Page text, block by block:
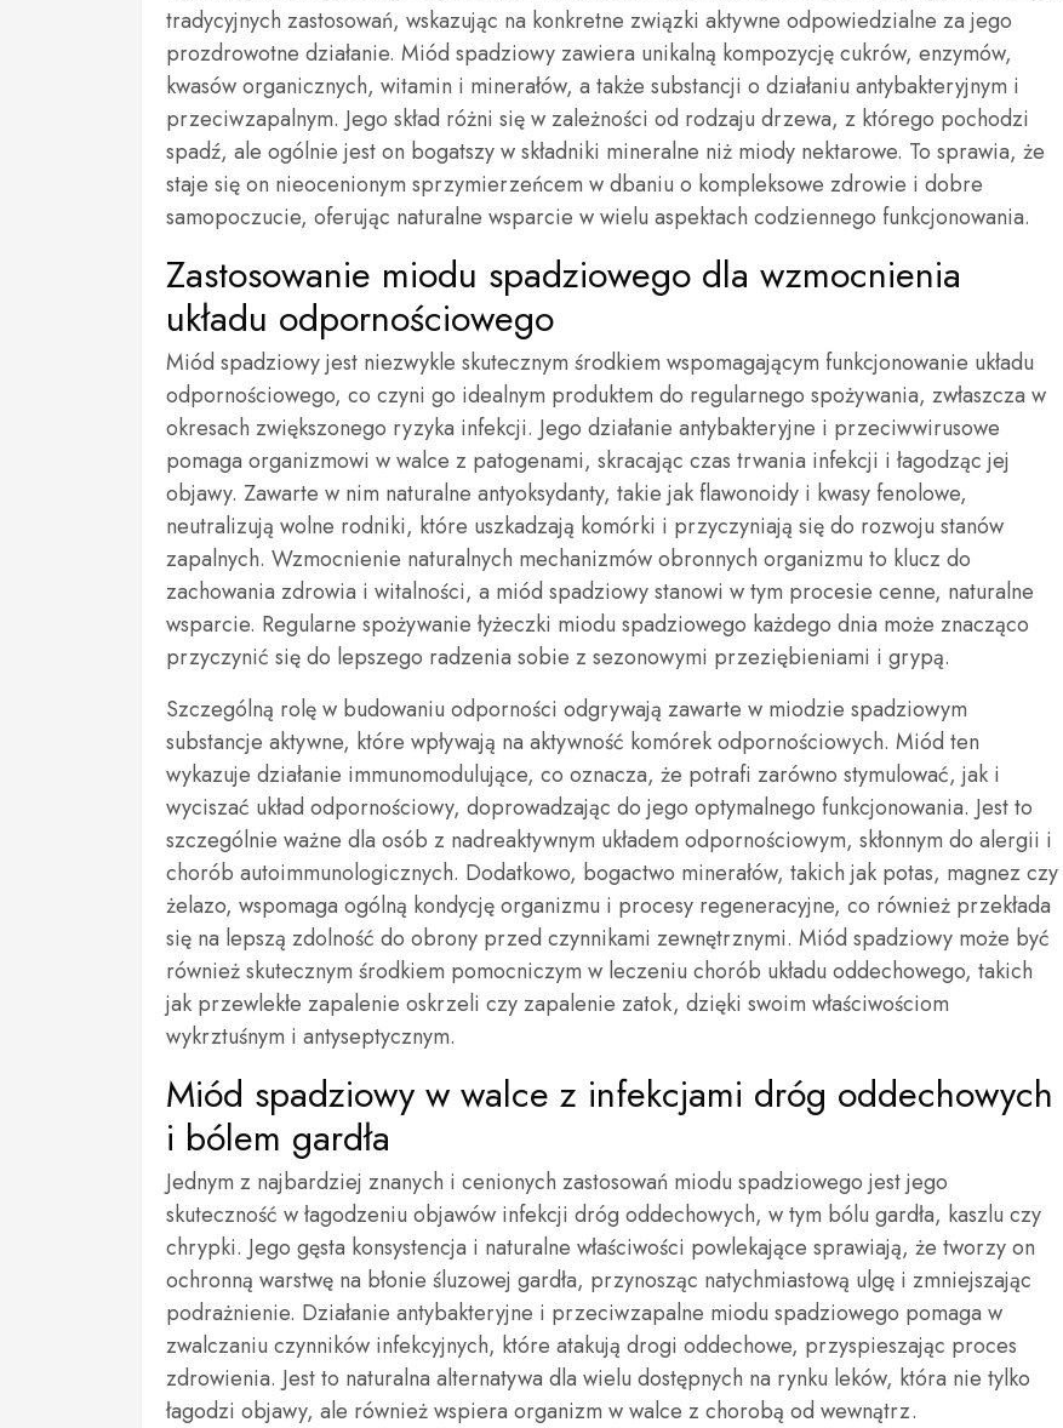
tradycyjnych zastosowań, wskazując na konkretne związki aktywne odpowiedzialne za jego
prozdrowotne działanie. Miód spadziowy zawiera unikalną kompozycję cukrów, enzymów,
kwasów organicznych, witamin i minerałów, a także substancji o działaniu antybakteryjnym i
przeciwzapalnym. Jego skład różni się w zależności od rodzaju drzewa, z którego pochodzi
spadź, ale ogólnie jest on bogatszy w składniki mineralne niż miody nektarowe. To sprawia, że
staje się on nieocenionym sprzymierzeńcem w dbaniu o kompleksowe zdrowie i dobre
samopoczucie, oferując naturalne wsparcie w wielu aspektach codziennego funkcjonowania.
Zastosowanie miodu spadziowego dla wzmocnienia
układu odpornościowego
Miód spadziowy jest niezwykle skutecznym środkiem wspomagającym funkcjonowanie układu
odpornościowego, co czyni go idealnym produktem do regularnego spożywania, zwłaszcza w
okresach zwiększonego ryzyka infekcji. Jego działanie antybakteryjne i przeciwwirusowe
pomaga organizmowi w walce z patogenami, skracając czas trwania infekcji i łagodząc jej
objawy. Zawarte w nim naturalne antyoksydanty, takie jak flawonoidy i kwasy fenolowe,
neutralizują wolne rodniki, które uszkadzają komórki i przyczyniają się do rozwoju stanów
zapalnych. Wzmocnienie naturalnych mechanizmów obronnych organizmu to klucz do
zachowania zdrowia i witalności, a miód spadziowy stanowi w tym procesie cenne, naturalne
wsparcie. Regularne spożywanie łyżeczki miodu spadziowego każdego dnia może znacząco
przyczynić się do lepszego radzenia sobie z sezonowymi przeziębieniami i grypą.
Szczególną rolę w budowaniu odporności odgrywają zawarte w miodzie spadziowym
substancje aktywne, które wpływają na aktywność komórek odpornościowych. Miód ten
wykazuje działanie immunomodulujące, co oznacza, że potrafi zarówno stymulować, jak i
wyciszać układ odpornościowy, doprowadzając do jego optymalnego funkcjonowania. Jest to
szczególnie ważne dla osób z nadreaktywnym układem odpornościowym, skłonnym do alergii i
chorób autoimmunologicznych. Dodatkowo, bogactwo minerałów, takich jak potas, magnez czy
żelazo, wspomaga ogólną kondycję organizmu i procesy regeneracyjne, co również przekłada
się na lepszą zdolność do obrony przed czynnikami zewnętrznymi. Miód spadziowy może być
również skutecznym środkiem pomocniczym w leczeniu chorób układu oddechowego, takich
jak przewlekłe zapalenie oskrzeli czy zapalenie zatok, dzięki swoim właściwościom
wykrztuśnym i antyseptycznym.
Miód spadziowy w walce z infekcjami dróg oddechowych
i bólem gardła
Jednym z najbardziej znanych i cenionych zastosowań miodu spadziowego jest jego
skuteczność w łagodzeniu objawów infekcji dróg oddechowych, w tym bólu gardła, kaszlu czy
chrypki. Jego gęsta konsystencja i naturalne właściwości powlekające sprawiają, że tworzy on
ochronną warstwę na błonie śluzowej gardła, przynosząc natychmiastową ulgę i zmniejszając
podrażnienie. Działanie antybakteryjne i przeciwzapalne miodu spadziowego pomaga w
zwalczaniu czynników infekcyjnych, które atakują drogi oddechowe, przyspieszając proces
zdrowienia. Jest to naturalna alternatywa dla wielu dostępnych na rynku leków, która nie tylko
łagodzi objawy, ale również wspiera organizm w walce z chorobą od wewnątrz.